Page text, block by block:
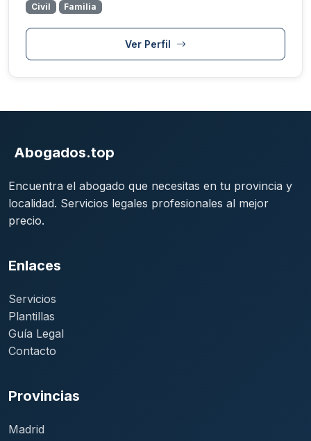
Civil Familia
Ver Perfil
Abogados.top
Encuentra el abogado que necesitas en tu provincia y
localidad. Servicios legales profesionales al mejor
precio.
Enlaces
Servicios
Plantillas
Guía Legal
Contacto
Provincias
Madrid